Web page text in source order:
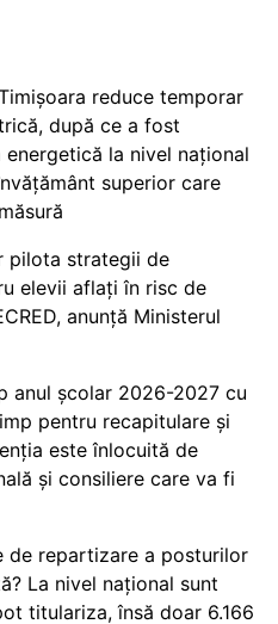
reduce temporar
după ce a fost
la nivel național
superior care
pilota strategii de
elevii aflați în risc de
anunță Ministerul
anul școlar 2026-2027 cu
pentru recapitulare și
este înlocuită de
și consiliere care va fi
de repartizare a posturilor
La nivel național sunt
titulariza, însă doar 6.166